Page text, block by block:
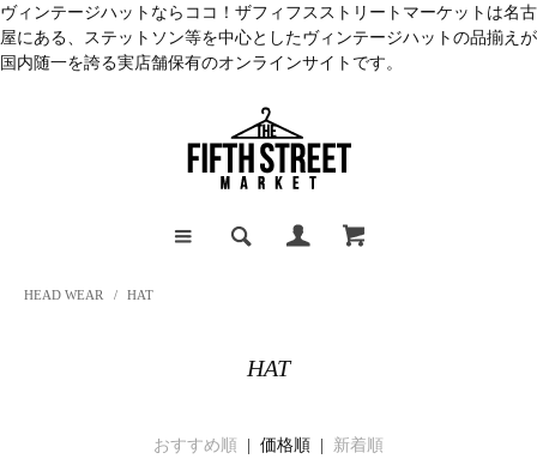
ヴィンテージハットならココ！ザフィフスストリートマーケットは名古
屋にある、ステットソン等を中心としたヴィンテージハットの品揃えが
国内随一を誇る実店舗保有のオンラインサイトです。
HEAD WEAR / HAT
HAT
おすすめ順 | 価格順 | 新着順